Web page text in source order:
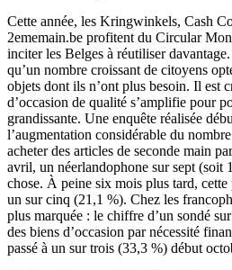
Cette année, les Kringwinkels, Cash
2ememain.be profitent du Circular
inciter les Belges à réutiliser
qu’un nombre croissant de citoyens
objets dont ils n’ont plus besoin. Il est
d’occasion de qualité s’amplifie pour
grandissante. Une enquête réalisée
l’augmentation considérable du
acheter des articles de seconde main
avril, un néerlandophone sur sept (soit
chose. À peine six mois plus tard,
un sur cinq (21,1 %). Chez les
plus marquée : le chiffre d’un sondé
des biens d’occasion par nécessité
passé à un sur trois (33,3 %) début